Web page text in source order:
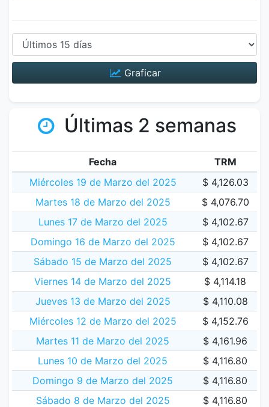
Graficar
Últimas 2 semanas
Fecha
TRM
Miércoles 19 de Marzo del 2025
$ 4,126.03
Martes 18 de Marzo del 2025
$ 4,076.70
Lunes 17 de Marzo del 2025
$ 4,102.67
Domingo 16 de Marzo del 2025
$ 4,102.67
Sábado 15 de Marzo del 2025
$ 4,102.67
Viernes 14 de Marzo del 2025
$ 4,114.18
Jueves 13 de Marzo del 2025
$ 4,110.08
Miércoles 12 de Marzo del 2025
$ 4,152.76
Martes 11 de Marzo del 2025
$ 4,161.96
Lunes 10 de Marzo del 2025
$ 4,116.80
Domingo 9 de Marzo del 2025
$ 4,116.80
Sábado 8 de Marzo del 2025
$ 4,116.80